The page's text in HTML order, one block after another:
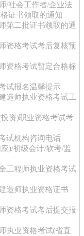
/社会工作者/企业法
证书领取的通知
第二批证书领取的通
资格考试考后复核预
资格考试暂定合格标
试报名温馨提示
造师执业资格考试工
资)职业资格考试考
试机构咨询电话
)/初级会计/软考/监
工程师执业资格考试
造师执业资格证书
资格考试考后提交报
执业资格考试(省直